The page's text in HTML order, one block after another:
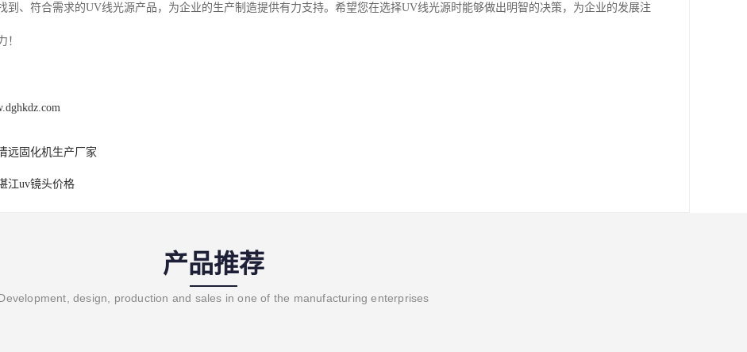
到、符合需求的UV线光源产品，为企业的生产制造提供有力支持。希望您在选择UV线光源时能够做出明智的决策，为企业的发展注
！
远固化机生产厂家
江uv镜头价格
产品推荐
design, production and sales in one of the manufacturing enterprises